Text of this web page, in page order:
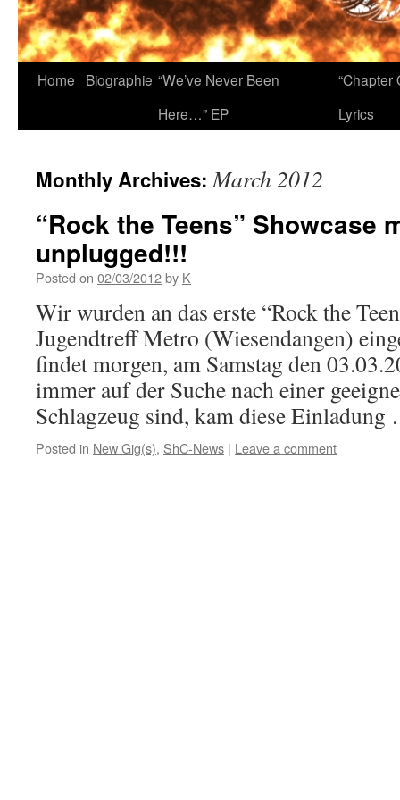
Home Biographie “We’ve Never Been
Here…” EP
“Chapter
Lyrics
Monthly Archives:March 2012
“Rock the Teens” Showcase
unplugged!!!
Posted on 02/03/2012by K
Wir wurden an das erste “Rock the
Jugendtreff Metro (Wiesendangen)
findet morgen, am Samstag den
immer auf der Suche nach einer
Schlagzeug sind, kam diese
Posted in New Gig(s), ShC-News | Leave a comment